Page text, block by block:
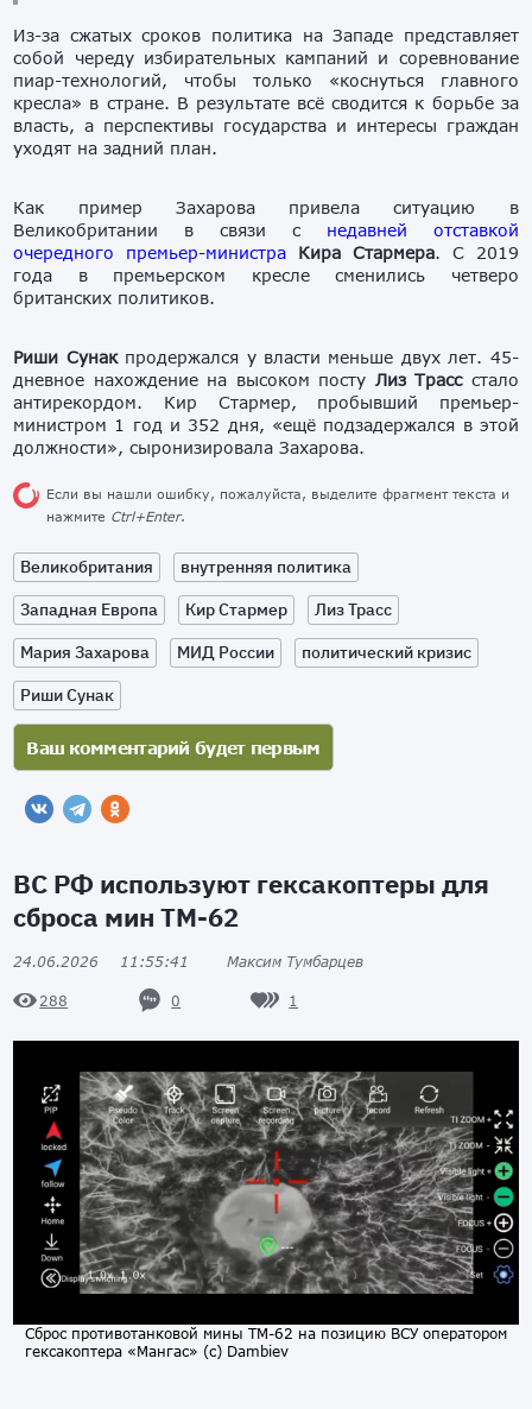
Из-за сжатых сроков политика на Западе представляет
собой череду избирательных кампаний и соревнование
пиар-технологий, чтобы только «коснуться главного
кресла» в стране. В результате всё сводится к борьбе за
власть, а перспективы государства и интересы граждан
уходят на задний план.
Как пример Захарова привела ситуацию в
Великобритании в связи с недавней отставкой
очередного премьер-министра
Кира Стармера. С 2019
года в премьерском кресле сменились четверо
британских политиков.
Риши Сунакпродержался у власти меньше двух лет. 45-
дневное нахождение на высоком посту Лиз Трассстало
антирекордом. Кир Стармер, пробывший премьер-
министром 1 год и 352 дня, «ещё подзадержался в этой
должности», сыронизировала Захарова.
Если вы нашли ошибку, пожалуйста, выделите фрагмент текста и
нажмите Ctrl+Enter.
Великобритания
внутренняя политика
Западная Европа
Кир Стармер
Лиз Трасс
Мария Захарова
МИД России
политический кризис
Риши Сунак
ВС РФ используют гексакоптеры для
сброса мин ТМ-62
24.06.2026 11:55:41 Максим Тумбарцев
288 0 1
Сброс противотанковой мины ТМ-62 на позицию ВСУ оператором
гексакоптера «Мангас» (с) Dambiev